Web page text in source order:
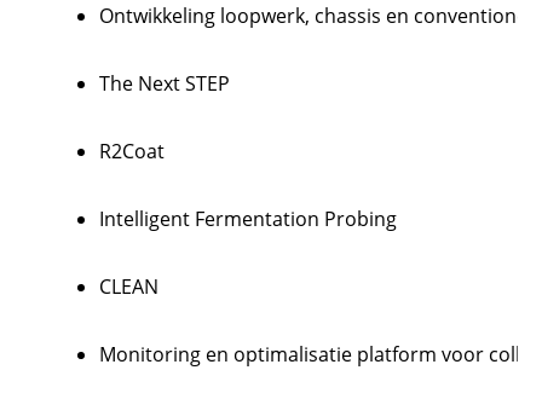
Ontwikkeling loopwerk, chassis en
The Next STEP
R2Coat
Intelligent Fermentation Probing
CLEAN
Monitoring en optimalisatie platform voor